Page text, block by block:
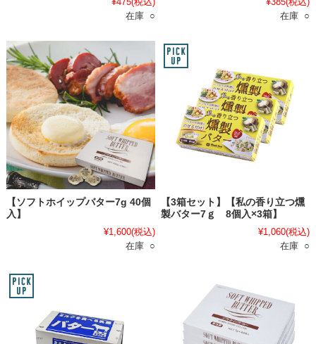
在庫 ○
在庫 ○
【ソフトホイップバター7g 40個
入】
¥1,600(税込)
在庫 ○
【3箱セット】【私の香り立つ燻
製バター7ｇ 8個入×3箱】
¥1,060(税込)
在庫 ○